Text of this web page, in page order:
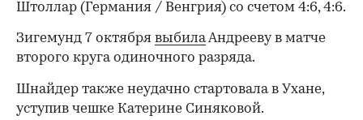
Штоллар (Германия / Венгрия) со счетом 4:6, 4:6.
Зигемунд 7 октября выбилаАндрееву в матче
второго круга одиночного разряда.
Шнайдер также неудачно стартовала в Ухане,
уступив чешке Катерине Синяковой.